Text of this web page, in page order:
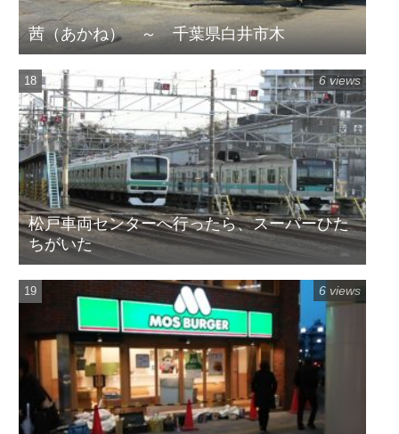
茜（あかね） ～ 千葉県白井市木
松戸車両センターへ行ったら、スーパーひた
ちがいた
6 views
6 views